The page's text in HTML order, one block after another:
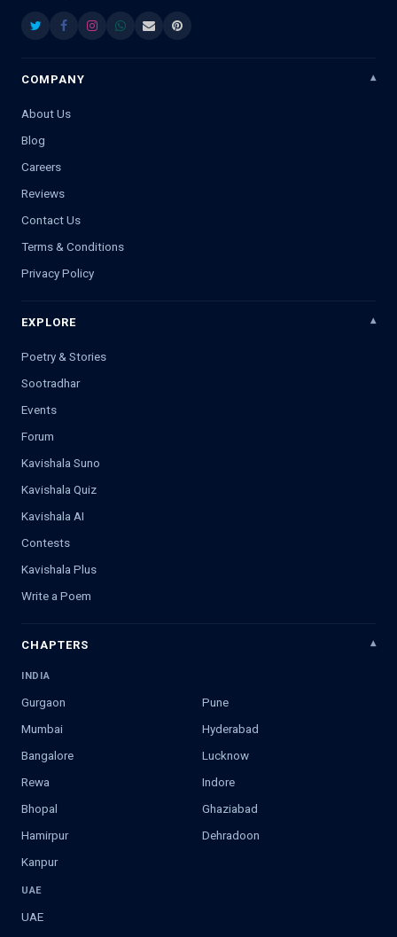
COMPANY
About Us
Blog
Careers
Reviews
Contact Us
Terms & Conditions
Privacy Policy
EXPLORE
Poetry & Stories
Sootradhar
Events
Forum
Kavishala Suno
Kavishala Quiz
Kavishala AI
Contests
Kavishala Plus
Write a Poem
CHAPTERS
INDIA
Gurgaon
Pune
Mumbai
Hyderabad
Bangalore
Lucknow
Rewa
Indore
Bhopal
Ghaziabad
Hamirpur
Dehradoon
Kanpur
UAE
UAE